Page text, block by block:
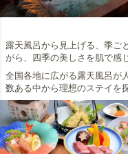
露天風呂から見上げる、季ご
がら、四季の美しさを肌で感
全国各地に広がる露天風呂が
数ある中から理想のステイを